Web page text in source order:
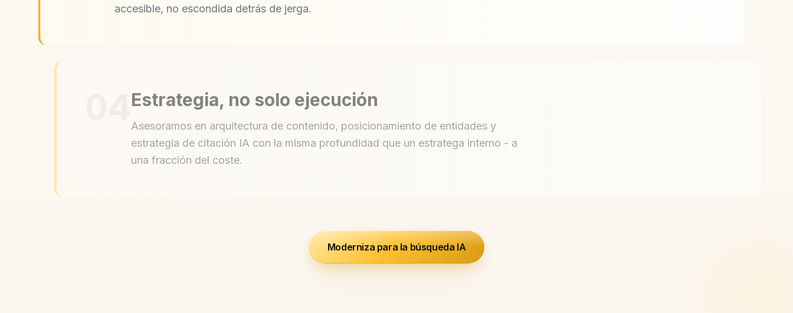
accesible, no escondida detrás de jerga.
Estrategia, no solo ejecución
Asesoramos en arquitectura de contenido, posicionamiento de entidades y
estrategia de citación IA con la misma profundidad que un estratega interno - a
una fracción del coste.
Moderniza para la búsqueda IA